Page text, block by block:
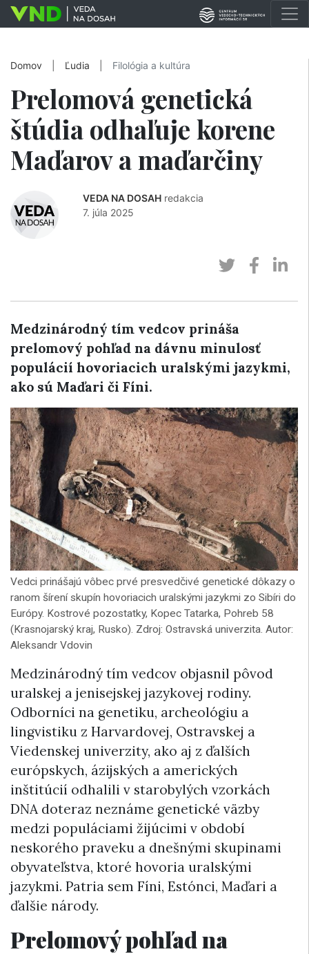
Domov Ľudia Filológia a kultúra
Prelomová genetická
štúdia odhaľuje korene
Maďarov a maďarčiny
VEDA NA DOSAH redakcia
7. júla 2025
Medzinárodný tím vedcov prináša
prelomový pohľad na dávnu minulosť
populácií hovoriacich uralskými jazykmi,
ako sú Maďari či Fíni.
Vedci prinášajú vôbec prvé presvedčivé genetické dôkazy o
ranom šírení skupín hovoriacich uralskými jazykmi zo Sibíri do
Európy. Kostrové pozostatky, Kopec Tatarka, Pohreb 58
(Krasnojarský kraj, Rusko). Zdroj: Ostravská univerzita. Autor:
Aleksandr Vdovin
Medzinárodný tím vedcov objasnil pôvod
uralskej a jenisejskej jazykovej rodiny.
Odborníci na genetiku, archeológiu a
lingvistiku z Harvardovej, Ostravskej a
Viedenskej univerzity, ako aj z ďalších
európskych, ázijských a amerických
inštitúcií odhalili v starobylých vzorkách
DNA doteraz neznáme genetické väzby
medzi populáciami žijúcimi v období
neskorého praveku a dnešnými skupinami
obyvateľstva, ktoré hovoria uralskými
jazykmi. Patria sem Fíni, Estónci, Maďari a
ďalšie národy.
Prelomový pohľad na